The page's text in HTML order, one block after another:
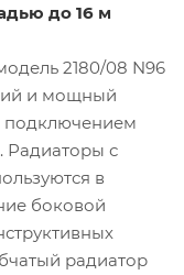
до 16 м
2180/08 N96
и мощный
подключением
Радиаторы с
в
боковой
радиатор